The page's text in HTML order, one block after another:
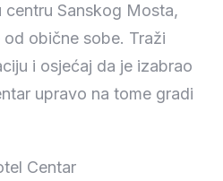
centru Sanskog Mosta,
obične sobe. Traži
i osjećaj da je izabrao
upravo na tome gradi